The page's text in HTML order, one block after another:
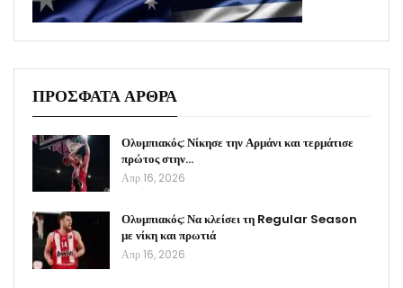
ΠΡΟΣΦΑΤΑ ΑΡΘΡΑ
Ολυμπιακός: Νίκησε την Αρμάνι και τερμάτισε
πρώτος στην…
Απρ 16, 2026
Ολυμπιακός: Να κλείσει τη Regular Season
με νίκη και πρωτιά
Απρ 16, 2026